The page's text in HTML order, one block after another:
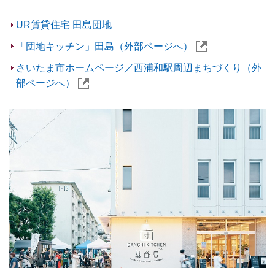
UR賃貸住宅 田島団地
「団地キッチン」田島（外部ページへ）
さいたま市ホームページ／西浦和駅周辺まちづくり（外
部ページへ）